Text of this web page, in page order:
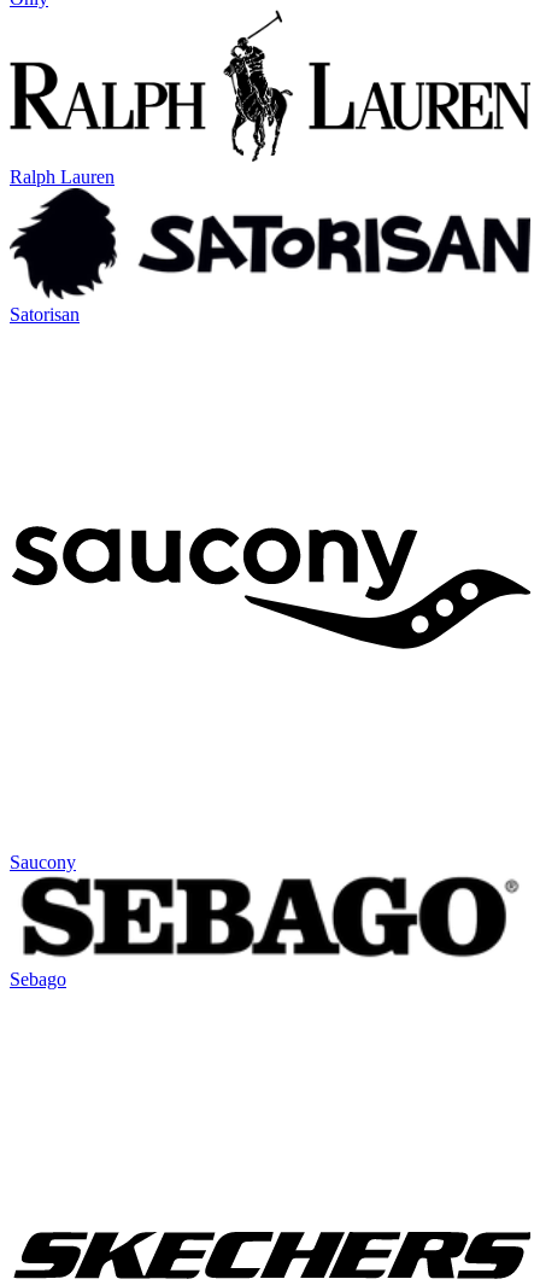
Ralph Lauren
Satorisan
Saucony
Sebago